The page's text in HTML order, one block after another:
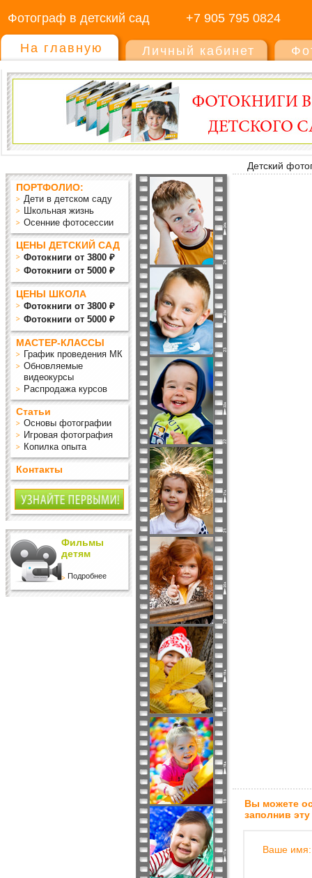
Фотограф в детский сад +7 905 795 0824
На главную Личный кабинет
Детский
ПОРТФОЛИО:
Дети в детском саду
Школьная жизнь
Осенние фотосессии
ЦЕНЫ ДЕТСКИЙ САД
Фотокниги от 3800 ₽
Фотокниги от 5000 ₽
ЦЕНЫ ШКОЛА
Фотокниги от 3800 ₽
Фотокниги от 5000 ₽
МАСТЕР-КЛАССЫ
График проведения МК
Обновляемые
видеокурсы
Распродажа курсов
Статьи
Основы фотографии
Игровая фотография
Копилка опыта
Контакты
Фильмы
детям
Подробнее
Вы можете
заполнив
Ваше имя: